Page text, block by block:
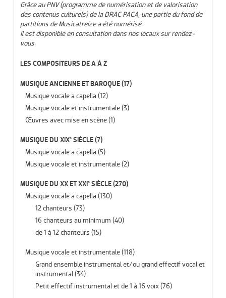
Grâce au PNV (programme de numérisation et de valorisation
des contenus culturels) de la DRAC PACA, une partie du fond de
partitions de Musicatreize a été numérisé.
Il est disponible en consultation dans nos locaux sur rendez-
vous.
LES COMPOSITEURS DE A À Z
MUSIQUE ANCIENNE ET BAROQUE(17)
Musique vocale a capella (12)
Musique vocale et instrumentale(3)
Œuvres avec mise en scène(1)
MUSIQUE DU XIX° SIÈCLE(7)
Musique vocale a capella (5)
Musique vocale et instrumentale(2)
MUSIQUE DU XX ET XXI° SIÈCLE(270)
Musique vocale a capella (130)
12 chanteurs (73)
16 chanteurs au minimum (40)
de 1 à 12 chanteurs (15)
Musique vocale et instrumentale(118)
Grand ensemble instrumental et/ou grand effectif vocal et
instrumental(34)
Petit effectif instrumental et de 1 à 16 voix(76)